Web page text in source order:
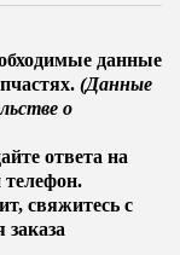
данные
(Данные
о
ответа на
свяжитесь с